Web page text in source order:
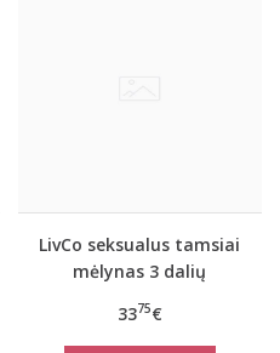
LivCo seksualus tamsiai
mėlynas 3 dalių
3375€